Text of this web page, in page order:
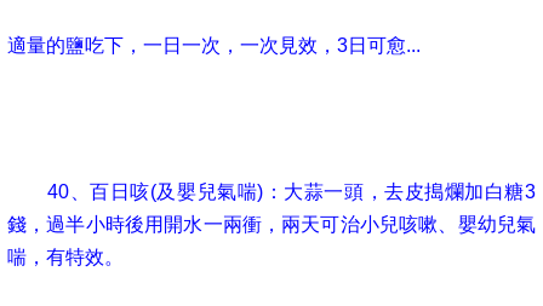
適量的鹽吃下，一日一次，一次見效， 3日可愈...
40 、百日咳(及嬰兒氣喘) ：大蒜一頭，去皮搗爛加白糖3
錢，過半小時後用開水一兩衝，兩天可治小兒咳嗽、嬰幼兒氣
喘，有特效。